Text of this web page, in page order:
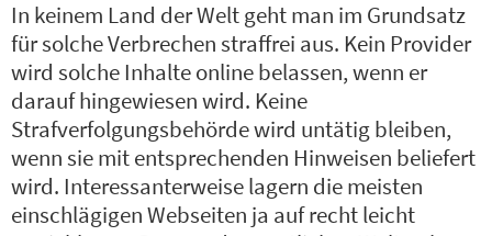
In keinem Land der Welt geht man im Grundsatz
für solche Verbrechen straffrei aus. Kein Provider
wird solche Inhalte online belassen, wenn er
darauf hingewiesen wird. Keine
Strafverfolgungsbehörde wird untätig bleiben,
wenn sie mit entsprechenden Hinweisen beliefert
wird. Interessanterweise lagern die meisten
einschlägigen Webseiten ja auf recht leicht